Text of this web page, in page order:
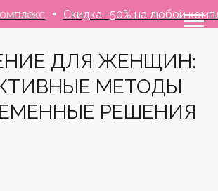
Скидка -50% на любой комплекс
ДЛЯ ЖЕНЩИН:
МЕТОДЫ
РЕШЕНИЯ